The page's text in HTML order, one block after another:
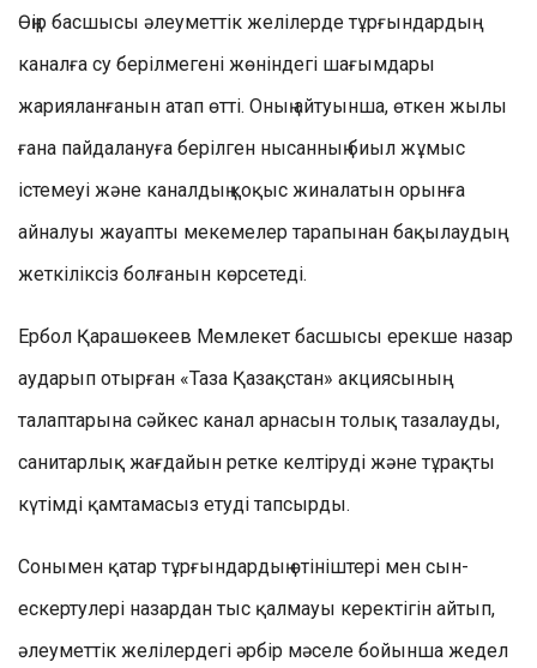
Өңір басшысы әлеуметтік желілерде тұрғындардың
каналға су берілмегені жөніндегі шағымдары
жарияланғанын атап өтті. Оның айтуынша, өткен жылы
ғана пайдалануға берілген нысанның биыл жұмыс
істемеуі және каналдың қоқыс жиналатын орынға
айналуы жауапты мекемелер тарапынан бақылаудың
жеткіліксіз болғанын көрсетеді.
Ербол Қарашөкеев Мемлекет басшысы ерекше назар
аударып отырған «Таза Қазақстан» акциясының
талаптарына сәйкес канал арнасын толық тазалауды,
санитарлық жағдайын ретке келтіруді және тұрақты
күтімді қамтамасыз етуді тапсырды.
Сонымен қатар тұрғындардың өтініштері мен сын-
ескертулері назардан тыс қалмауы керектігін айтып,
әлеуметтік желілердегі әрбір мәселе бойынша жедел